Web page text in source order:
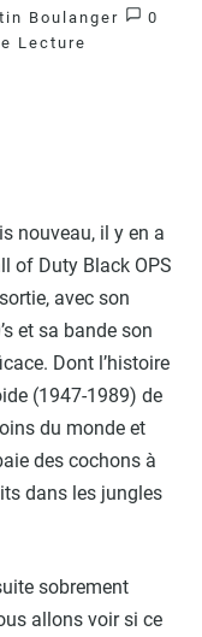
Boulanger
0
Lecture
nouveau, il y en a
of Duty Black OPS
avec son
et sa bande son
Dont l’histoire
(1947-1989) de
du monde et
des cochons à
dans les jungles
sobrement
allons voir si ce